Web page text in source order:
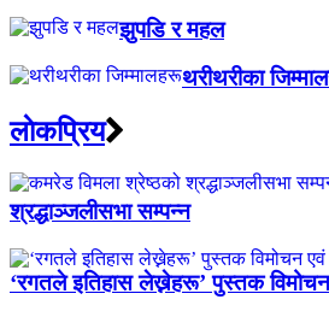
झुपडि र महल
थरीथरीका
लाेकप्रिय
श्रद्धाञ्जलीसभा सम्पन्न
‘रगतले इतिहास लेख्नेहरू’ पुस्तक